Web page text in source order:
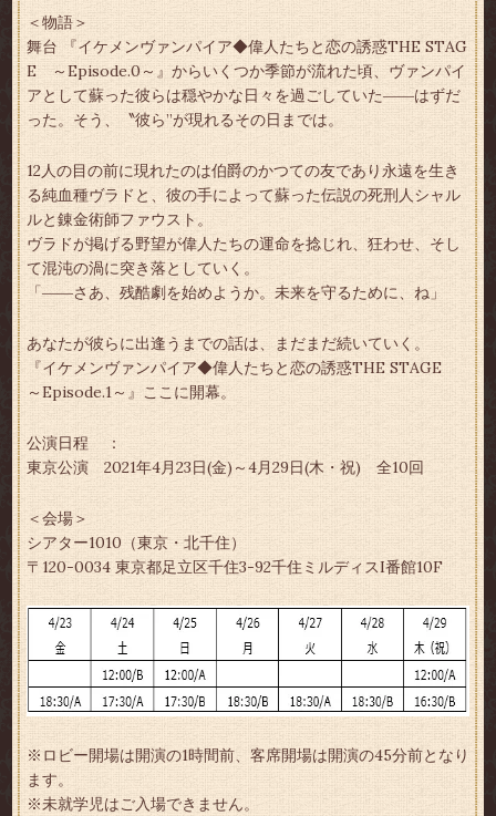
＜物語＞
舞台 『イケメンヴァンパイア◆偉人たちと恋の誘惑THE STAG
E ～Episode.0～』からいくつか季節が流れた頃、ヴァンパイ
アとして蘇った彼らは穏やかな日々を過ごしていた――はずだ
った。そう、〝彼ら”が現れるその日までは。
12人の目の前に現れたのは伯爵のかつての友であり永遠を生き
る純血種ヴラドと、彼の手によって蘇った伝説の死刑人シャル
ルと錬金術師ファウスト。
ヴラドが掲げる野望が偉人たちの運命を捻じれ、狂わせ、そし
て混沌の渦に突き落としていく。
「――さあ、残酷劇を始めようか。未来を守るために、ね」
あなたが彼らに出逢うまでの話は、まだまだ続いていく。
『イケメンヴァンパイア◆偉人たちと恋の誘惑THE STAGE
～Episode.1～』ここに開幕。
公演日程 ：
東京公演 2021年4月23日(金)～4月29日(木・祝) 全10回
＜会場＞
シアター1010（東京・北千住）
〒120-0034 東京都足立区千住3-92千住ミルディスI番館10F
※ロビー開場は開演の1時間前、客席開場は開演の45分前となり
ます。
※未就学児はご入場できません。